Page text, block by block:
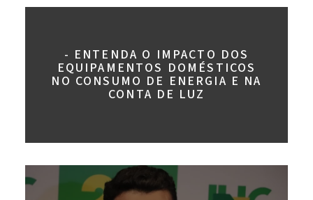
- ENTENDA O IMPACTO DOS
EQUIPAMENTOS DOMÉSTICOS
NO CONSUMO DE ENERGIA E NA
CONTA DE LUZ